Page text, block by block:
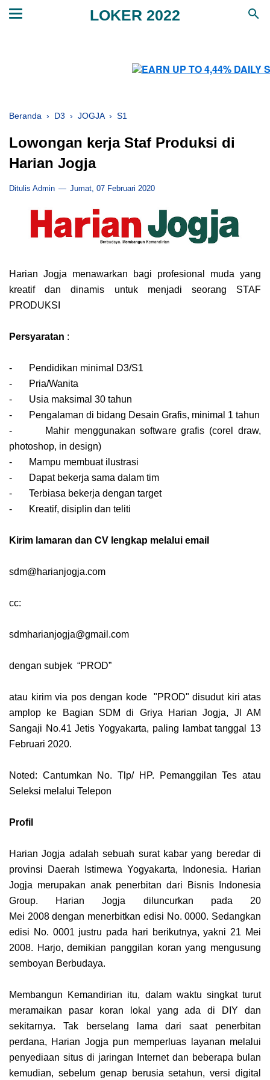
LOKER 2022
Beranda › D3 › JOGJA › S1
Lowongan kerja Staf Produksi di
Harian Jogja
Ditulis Admin Jumat, 07 Februari 2020
Harian Jogja menawarkan bagi profesional muda yang
kreatif dan dinamis untuk menjadi seorang STAF
PRODUKSI
Persyaratan :
- Pendidikan minimal D3/S1
- Pria/Wanita
- Usia maksimal 30 tahun
- Pengalaman di bidang Desain Grafis, minimal 1 tahun
- Mahir menggunakan software grafis (corel draw,
photoshop, in design)
- Mampu membuat ilustrasi
- Dapat bekerja sama dalam tim
- Terbiasa bekerja dengan target
- Kreatif, disiplin dan teliti
Kirim lamaran dan CV lengkap melalui email
sdm@harianjogja.com
cc:
sdmharianjogja@gmail.com
dengan subjek “PROD”
atau kirim via pos dengan kode "PROD" disudut kiri atas
amplop ke Bagian SDM di Griya Harian Jogja, Jl AM
Sangaji No.41 Jetis Yogyakarta, paling lambat tanggal 13
Februari 2020.
Noted: Cantumkan No. Tlp/ HP. Pemanggilan Tes atau
Seleksi melalui Telepon
Profil
Harian Jogja adalah sebuah surat kabar yang beredar di
provinsi Daerah Istimewa Yogyakarta, Indonesia. Harian
Jogja merupakan anak penerbitan dari Bisnis Indonesia
Group. Harian Jogja diluncurkan pada 20
Mei 2008 dengan menerbitkan edisi No. 0000. Sedangkan
edisi No. 0001 justru pada hari berikutnya, yakni 21 Mei
2008. Harjo, demikian panggilan koran yang mengusung
semboyan Berbudaya.
Membangun Kemandirian itu, dalam waktu singkat turut
meramaikan pasar koran lokal yang ada di DIY dan
sekitarnya. Tak berselang lama dari saat penerbitan
perdana, Harian Jogja pun memperluas layanan melalui
penyediaan situs di jaringan Internet dan beberapa bulan
kemudian, sebelum genap berusia setahun, versi digital